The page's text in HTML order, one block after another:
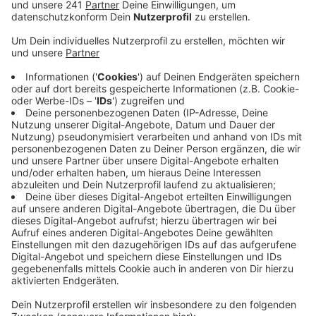
ein 22-jähriger Mann in Paris festgenommen
wurde.
Veröffentlicht:Samstag, 05.10.2024 10:24
Anzeige
Weil der Mann wohl eine besonders wichtige Rolle bei
den Taten in Köln spielt, wurde er mit internationalem
Haftbefehl gesucht. Aktuell läuft ein Verfahren, den
Verdächtigen nach Deutschland auszuliefern. Laut
Ermittler soll der Mann wohl mehrere hundert Kilo
Cannabis aus einer Lagerhalle in Hürth gestohlen haben
- das war wohl der Auslöser für die Gewalttaten. Im
Kampf zweier Banden um die Drogen soll es demnach
zu den Explosionen und zwei Geiselnahmen gekommen
sein. Neben der jetzt festgenommen Schlüsselfigur
sitzen 10 weitere Verdächtige in Untersuchungshaft,